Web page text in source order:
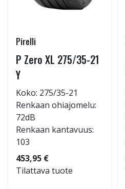
Pirelli
P Zero XL 275/35-21
Y
Koko: 275/35-21
Renkaan ohiajomelu:
72dB
Renkaan kantavuus:
103
453,95 €
Tilattava tuote